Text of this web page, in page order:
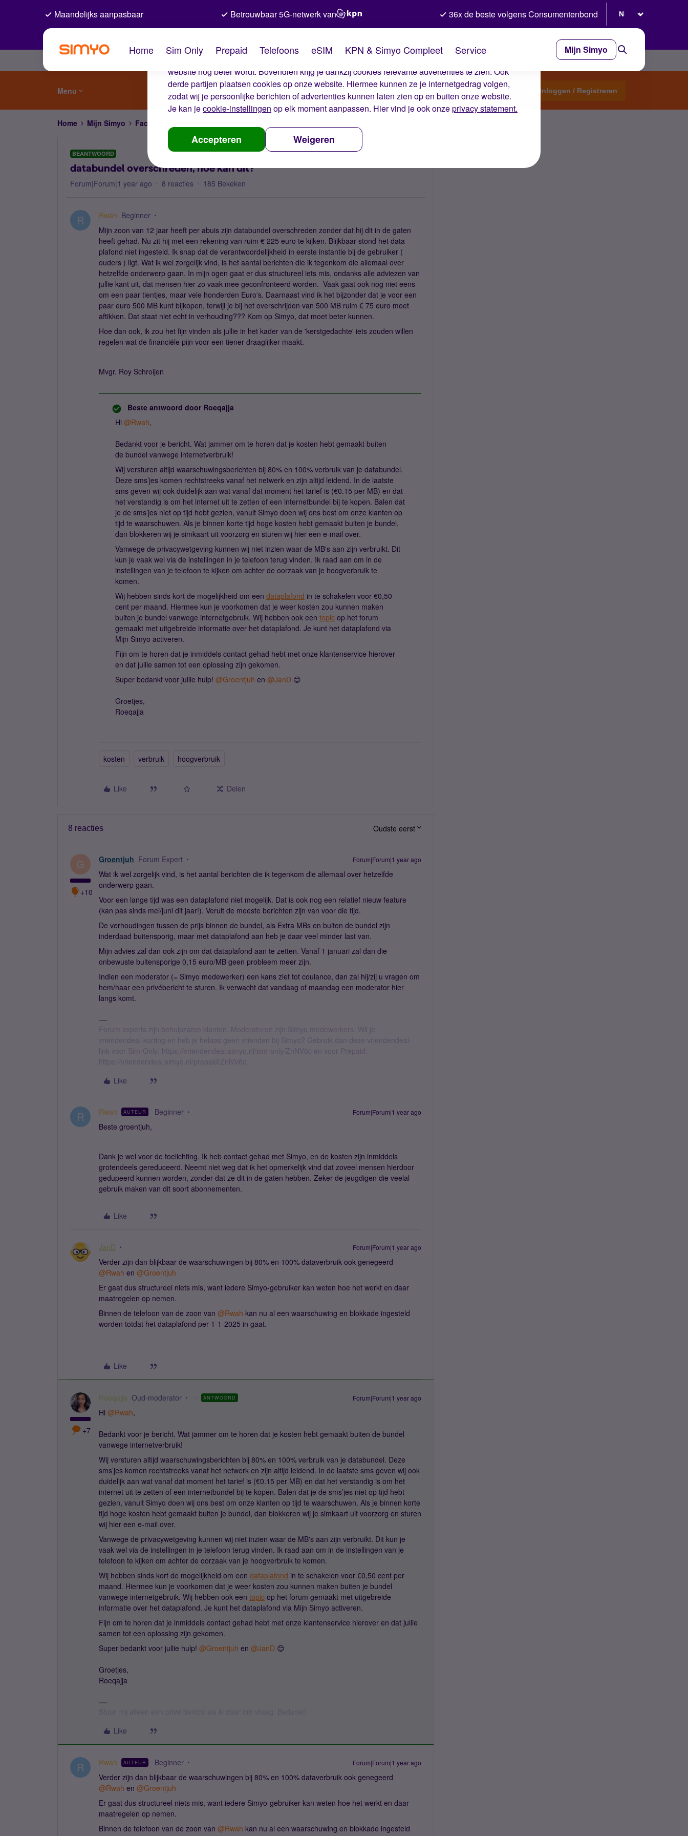
De cookies van Simyo
Wij gebruiken cookies op onze website. Met deze cookies zorgen wij ervoor dat je ervaring op de
website nog beter wordt. Bovendien krijg je dankzij cookies relevante advertenties te zien. Ook
derde partijen plaatsen cookies op onze website. Hiermee kunnen ze je internetgedrag volgen,
zodat wij je persoonlijke berichten of advertenties kunnen laten zien op en buiten onze website.
Je kan jecookie-instellingen op elk moment aanpassen. Hier vind je ook onzeprivacy statement.
Accepteren Weigeren
Maandelijks aanpasbaar Betrouwbaar 5G-netwerk van 36x de beste volgens Consumentenbond
Home Sim Only Prepaid Telefoons eSIM KPN & Simyo Compleet Service Mijn Simyo
Menu Start een topic Inloggen / Registreren
Home Mijn Simyo Factuur en betalen
BEANTWOORD
databundel overschreden, hoe kan dit?
Forum|Forum|1 year ago 8 reacties 185 Bekeken
R Rwah Beginner
Mijn zoon van 12 jaar heeft per abuis zijn databundel overschreden zonder dat hij dit in de gaten
heeft gehad. Nu zit hij met een rekening van ruim € 225 euro te kijken. Blijkbaar stond het data
plafond niet ingesteld. Ik snap dat de verantwoordelijkheid in eerste instantie bij de gebruiker (
ouders ) ligt. Wat ik wel zorgelijk vind, is het aantal berichten die ik tegenkom die allemaal over
hetzelfde onderwerp gaan. In mijn ogen gaat er dus structureel iets mis, ondanks alle adviezen van
jullie kant uit, dat mensen hier zo vaak mee geconfronteerd worden. Vaak gaat ook nog niet eens
om een paar tientjes, maar vele honderden Euro's. Daarnaast vind ik het bijzonder dat je voor een
paar euro 500 MB kunt bijkopen, terwijl je bij het overschrijden van 500 MB ruim € 75 euro moet
aftikken. Dat staat niet echt in verhouding??? Kom op Simyo, dat moet beter kunnen.
Hoe dan ook, ik zou het fijn vinden als jullie in het kader van de 'kerstgedachte' iets zouden willen
regelen wat de financiële pijn voor een tiener draaglijker maakt.
Mvgr. Roy Schroijen
Beste antwoord door Roeqajja
Hi ​ @Rwah,
Bedankt voor je bericht. Wat jammer om te horen dat je kosten hebt gemaakt buiten
de bundel vanwege internetverbruik!
Wij versturen altijd waarschuwingsberichten bij 80% en 100% verbruik van je databundel.
Deze sms’jes komen rechtstreeks vanaf het netwerk en zijn altijd leidend. In de laatste
sms geven wij ook duidelijk aan wat vanaf dat moment het tarief is (€0.15 per MB) en dat
het verstandig is om het internet uit te zetten of een internetbundel bij te kopen. Balen dat
je de sms’jes niet op tijd hebt gezien, vanuit Simyo doen wij ons best om onze klanten op
tijd te waarschuwen. Als je binnen korte tijd hoge kosten hebt gemaakt buiten je bundel,
dan blokkeren wij je simkaart uit voorzorg en sturen wij hier een e-mail over.
Vanwege de privacywetgeving kunnen wij niet inzien waar de MB's aan zijn verbruikt. Dit
kun je vaak wel via de instellingen in je telefoon terug vinden. Ik raad aan om in de
instellingen van je telefoon te kijken om achter de oorzaak van je hoogverbruik te
komen.
Wij hebben sinds kort de mogelijkheid om een dataplafond in te schakelen voor €0,50
cent per maand. Hiermee kun je voorkomen dat je weer kosten zou kunnen maken
buiten je bundel vanwege internetgebruik. Wij hebben ook een topic op het forum
gemaakt met uitgebreide informatie over het dataplafond. Je kunt het dataplafond via
Mijn Simyo activeren.
Fijn om te horen dat je inmiddels contact gehad hebt met onze klantenservice hierover
en dat jullie samen tot een oplossing zijn gekomen.
Super bedankt voor jullie hulp! ​ @Groentjuh en ​ @JanD 😊
Groetjes,
Roeqajja
kosten verbruik hoogverbruik
Like Delen
8 reacties Oudste eerst
G
+10
Groentjuh Forum Expert Forum|Forum|1 year ago
Wat ik wel zorgelijk vind, is het aantal berichten die ik tegenkom die allemaal over hetzelfde
onderwerp gaan.
Voor een lange tijd was een dataplafond niet mogelijk. Dat is ook nog een relatief nieuw feature
(kan pas sinds mei/juni dit jaar!). Veruit de meeste berichten zijn van voor die tijd.
De verhoudingen tussen de prijs binnen de bundel, als Extra MBs en buiten de bundel zijn
inderdaad buitensporig, maar met dataplafond aan heb je daar veel minder last van.
Mijn advies zal dan ook zijn om dat dataplafond aan te zetten. Vanaf 1 januari zal dan die
onbewuste buitensporige 0,15 euro/MB geen probleem meer zijn.
Indien een moderator (= Simyo medewerker) een kans ziet tot coulance, dan zal hij/zij u vragen om
hem/haar een privébericht te sturen. Ik verwacht dat vandaag of maandag een moderator hier
langs komt.
Forum experts zijn behulpzame klanten. Moderatoren zijn Simyo medewerkers. Wil je
vriendendeal-korting en heb je helaas geen vrienden bij Simyo? Gebruik dan deze vriendendeal-
link voor Sim-Only: https://vriendendeal.simyo.nl/sim-only/ZnNV6c en voor Prepaid:
https://vriendendeal.simyo.nl/prepaid/ZnNV6c.
Like
R Rwah AUTEUR Beginner Forum|Forum|1 year ago
Beste groentjuh,
Dank je wel voor de toelichting. Ik heb contact gehad met Simyo, en de kosten zijn inmiddels
grotendeels gereduceerd. Neemt niet weg dat ik het opmerkelijk vind dat zoveel mensen hierdoor
gedupeerd kunnen worden, zonder dat ze dit in de gaten hebben. Zeker de jeugdigen die veelal
gebruik maken van dit soort abonnementen.
Like
JanD Forum|Forum|1 year ago
Verder zijn dan blijkbaar de waarschuwingen bij 80% en 100% dataverbruik ook genegeerd ​
@Rwah en ​ @Groentjuh
Er gaat dus structureel niets mis, want iedere Simyo-gebruiker kan weten hoe het werkt en daar
maatregelen op nemen.
Binnen de telefoon van de zoon van ​ @Rwah kan nu al een waarschuwing en blokkade ingesteld
worden totdat het dataplafond per 1-1-2025 in gaat.
Like
+7
Roeqajja Oud-moderator ANTWOORD Forum|Forum|1 year ago
Hi ​ @Rwah,
Bedankt voor je bericht. Wat jammer om te horen dat je kosten hebt gemaakt buiten de bundel
vanwege internetverbruik!
Wij versturen altijd waarschuwingsberichten bij 80% en 100% verbruik van je databundel. Deze
sms’jes komen rechtstreeks vanaf het netwerk en zijn altijd leidend. In de laatste sms geven wij ook
duidelijk aan wat vanaf dat moment het tarief is (€0.15 per MB) en dat het verstandig is om het
internet uit te zetten of een internetbundel bij te kopen. Balen dat je de sms’jes niet op tijd hebt
gezien, vanuit Simyo doen wij ons best om onze klanten op tijd te waarschuwen. Als je binnen korte
tijd hoge kosten hebt gemaakt buiten je bundel, dan blokkeren wij je simkaart uit voorzorg en sturen
wij hier een e-mail over.
Vanwege de privacywetgeving kunnen wij niet inzien waar de MB's aan zijn verbruikt. Dit kun je
vaak wel via de instellingen in je telefoon terug vinden. Ik raad aan om in de instellingen van je
telefoon te kijken om achter de oorzaak van je hoogverbruik te komen.
Wij hebben sinds kort de mogelijkheid om een dataplafond in te schakelen voor €0,50 cent per
maand. Hiermee kun je voorkomen dat je weer kosten zou kunnen maken buiten je bundel
vanwege internetgebruik. Wij hebben ook een topic op het forum gemaakt met uitgebreide
informatie over het dataplafond. Je kunt het dataplafond via Mijn Simyo activeren.
Fijn om te horen dat je inmiddels contact gehad hebt met onze klantenservice hierover en dat jullie
samen tot een oplossing zijn gekomen.
Super bedankt voor jullie hulp! ​ @Groentjuh en ​ @JanD 😊
Groetjes,
Roeqajja
Like
R Rwah AUTEUR Beginner Forum|Forum|1 year ago
Verder zijn dan blijkbaar de waarschuwingen bij 80% en 100% dataverbruik ook genegeerd ​
@Rwah en ​ @Groentjuh
Er gaat dus structureel niets mis, want iedere Simyo-gebruiker kan weten hoe het werkt en daar
maatregelen op nemen.
Binnen de telefoon van de zoon van ​ @Rwah kan nu al een waarschuwing en blokkade ingesteld